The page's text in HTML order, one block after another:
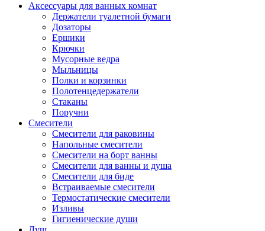
Аксессуары для ванных комнат
Держатели туалетной бумаги
Дозаторы
Ершики
Крючки
Мусорные ведра
Мыльницы
Полки и корзинки
Полотенцедержатели
Стаканы
Поручни
Смесители
Смесители для раковины
Напольные смесители
Смесители на борт ванны
Смесители для ванны и душа
Смесители для биде
Встраиваемые смесители
Термостатические смесители
Изливы
Гигиенические души